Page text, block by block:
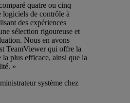
quatre ou cinq
logiciels de contrôle à
des expériences
sélection rigoureuse et
Nous en avons
TeamViewer qui offre la
la plus efficace, ainsi que la
»
système chez